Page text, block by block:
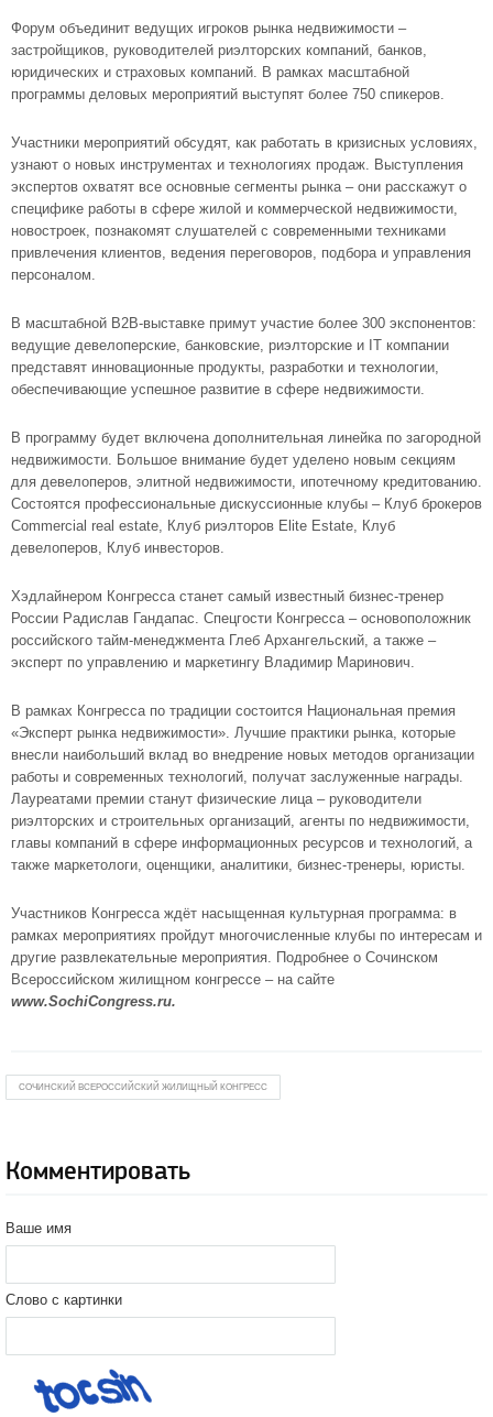
Форум объединит ведущих игроков рынка недвижимости –
застройщиков, руководителей риэлторских компаний, банков,
юридических и страховых компаний. В рамках масштабной
программы деловых мероприятий выступят более 750 спикеров.
Участники мероприятий обсудят, как работать в кризисных условиях,
узнают о новых инструментах и технологиях продаж. Выступления
экспертов охватят все основные сегменты рынка – они расскажут о
специфике работы в сфере жилой и коммерческой недвижимости,
новостроек, познакомят слушателей с современными техниками
привлечения клиентов, ведения переговоров, подбора и управления
персоналом.
В масштабной В2В-выставке примут участие более 300 экспонентов:
ведущие девелоперские, банковские, риэлторские и IT компании
представят инновационные продукты, разработки и технологии,
обеспечивающие успешное развитие в сфере недвижимости.
В программу будет включена дополнительная линейка по загородной
недвижимости. Большое внимание будет уделено новым секциям
для девелоперов, элитной недвижимости, ипотечному кредитованию.
Состоятся профессиональные дискуссионные клубы – Клуб брокеров
Commercial real estate, Клуб риэлторов Elite Estate, Клуб
девелоперов, Клуб инвесторов.
Хэдлайнером Конгресса станет самый известный бизнес-тренер
России Радислав Гандапас. Спецгости Конгресса – основоположник
российского тайм-менеджмента Глеб Архангельский, а также –
эксперт по управлению и маркетингу Владимир Маринович.
В рамках Конгресса по традиции состоится Национальная премия
«Эксперт рынка недвижимости». Лучшие практики рынка, которые
внесли наибольший вклад во внедрение новых методов организации
работы и современных технологий, получат заслуженные награды.
Лауреатами премии станут физические лица – руководители
риэлторских и строительных организаций, агенты по недвижимости,
главы компаний в сфере информационных ресурсов и технологий, а
также маркетологи, оценщики, аналитики, бизнес-тренеры, юристы.
Участников Конгресса ждёт насыщенная культурная программа: в
рамках мероприятиях пройдут многочисленные клубы по интересам и
другие развлекательные мероприятия. Подробнее о Сочинском
Всероссийском жилищном конгрессе – на сайте
www.SochiCongress.ru.
СОЧИНСКИЙ ВСЕРОССИЙСКИЙ ЖИЛИЩНЫЙ КОНГРЕСС
Комментировать
Ваше имя
Слово с картинки